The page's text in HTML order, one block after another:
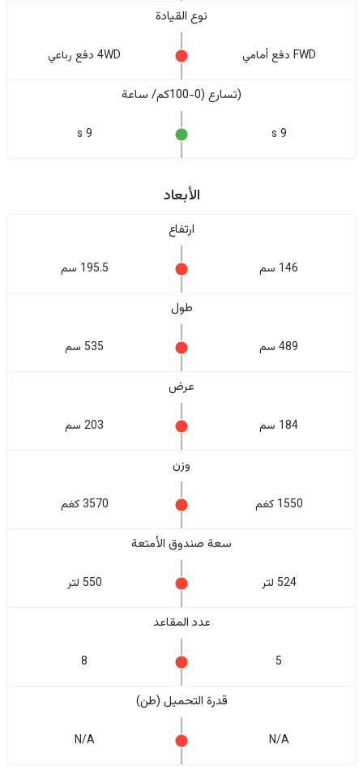
نوع القيادة
FWD دفع أمامي 4WD دفع رباعي
(تسارع (0-100كم/ ساعة
9 s
9 s
الأبعاد
ارتفاع
146 سم 195.5 سم
طول
489 سم 535 سم
عرض
184 سم 203 سم
وزن
1550 كغم 3570 كغم
سعة صندوق الأمتعة
524 لتر 550 لتر
عدد المقاعد
5
8
قدرة التحميل (طن)
N/A
N/A